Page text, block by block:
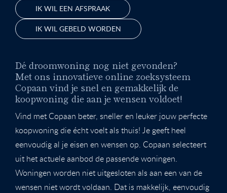
IK WIL EEN AFSPRAAK
IK WIL GEBELD WORDEN
Dé droomwoning nog niet gevonden?
Met ons innovatieve online zoeksysteem
Copaan vind je snel en gemakkelijk de
koopwoning die aan je wensen voldoet!
Vind met Copaan beter, sneller en leuker jouw perfecte
koopwoning die écht voelt als thuis! Je geeft heel
eenvoudig al je eisen en wensen op. Copaan selecteert
uit het actuele aanbod de passende woningen.
Woningen worden niet uitgesloten als aan een van de
wensen niet wordt voldaan. Dat is makkelijk, eenvoudig